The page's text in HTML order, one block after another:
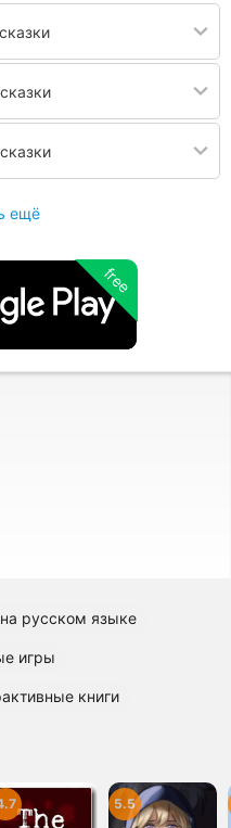
ещё
free
русском языке
игры
книги
5.5